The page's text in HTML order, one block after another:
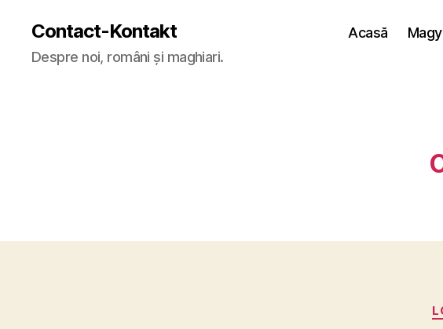
Contact-Kontakt
Despre noi, români și maghiari.
Acasă